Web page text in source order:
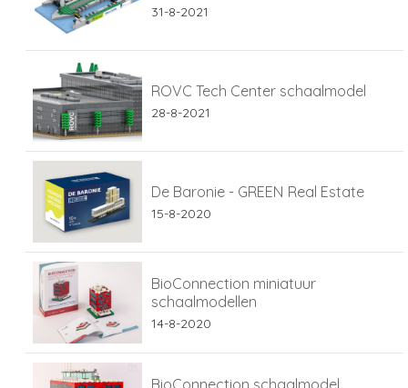
31-8-2021
ROVC Tech Center schaalmodel
28-8-2021
De Baronie - GREEN Real Estate
15-8-2020
BioConnection miniatuur
schaalmodellen
14-8-2020
BioConnection schaalmodel